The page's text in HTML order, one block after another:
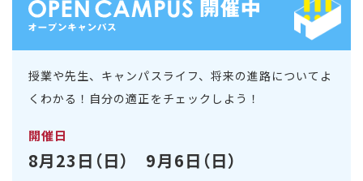
授業や先生、キャンパスライフ、将来の進路についてよ
くわかる！自分の適正をチェックしよう！
開催日
8月23日（日） 9月6日（日）